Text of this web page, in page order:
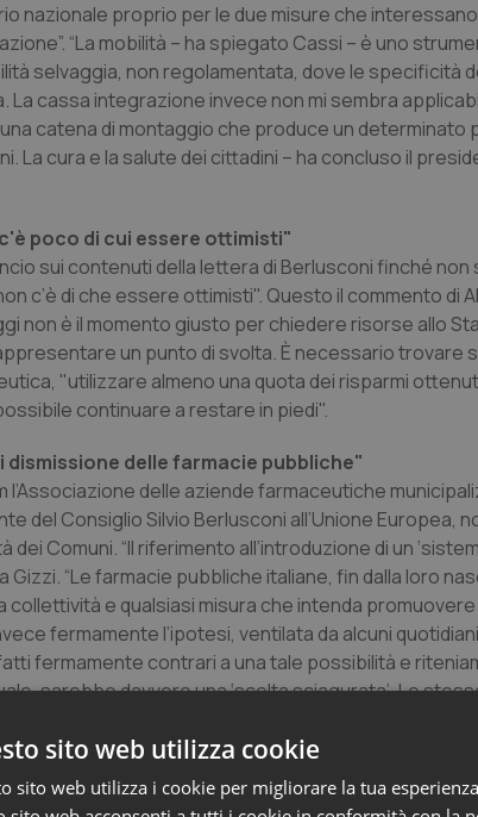
nazionale proprio per le due misure che
“La mobilità – ha spiegato Cassi – è uno
selvaggia, non regolamentata, dove le specificità
cassa integrazione invece non mi sembra
catena di montaggio che produce un determinato
La cura e la salute dei cittadini – ha concluso il
poco di cui essere ottimisti"
sui contenuti della lettera di Berlusconi finché non
c’è di che essere ottimisti". Questo il commento di
non è il momento giusto per chiedere risorse allo
un punto di svolta. È necessario trovare
"utilizzare almeno una quota dei risparmi
continuare a restare in piedi".
delle farmacie pubbliche"
delle aziende farmaceutiche
del Consiglio Silvio Berlusconi all’Unione Europea,
Comuni. “Il riferimento all’introduzione di un
Gizzi. “Le farmacie pubbliche italiane, fin dalla loro
collettività e qualsiasi misura che intenda
fermamente l’ipotesi, ventilata da alcuni
fermamente contrari a una tale possibilità e
sarebbe davvero una ‘scelta sciagurata’. Le
strumento di ricchezza e di partecipazione degli
poche forme compiute di federalismo municipale in
ai loro bilanci”.
sito web utilizza cookie
sito web utilizza i cookie per migliorare la tua